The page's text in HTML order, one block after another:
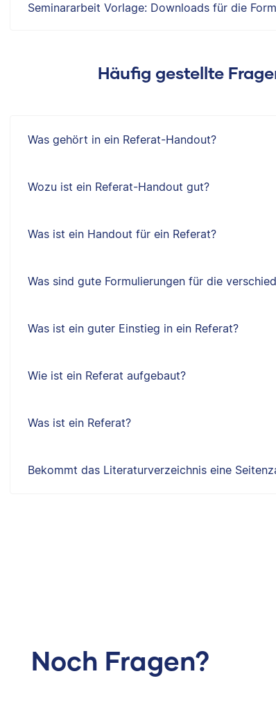
Seminararbeit Vorlage: Downloads für die
Häufig gestellte
Was gehört in ein Referat-Handout?
Wozu ist ein Referat-Handout gut?
Was ist ein Handout für ein Referat?
Was sind gute Formulierungen für die
Was ist ein guter Einstieg in ein Referat?
Wie ist ein Referat aufgebaut?
Was ist ein Referat?
Bekommt das Literaturverzeichnis eine
Noch Fragen?